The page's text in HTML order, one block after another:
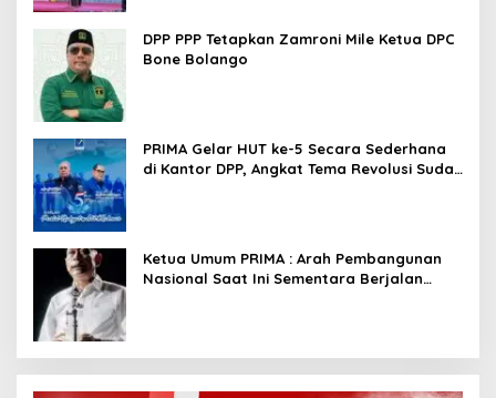
DPP PPP Tetapkan Zamroni Mile Ketua DPC
Bone Bolango
PRIMA Gelar HUT ke-5 Secara Sederhana
di Kantor DPP, Angkat Tema Revolusi Sudah
Ketua Umum PRIMA : Arah Pembangunan
Nasional Saat Ini Sementara Berjalan